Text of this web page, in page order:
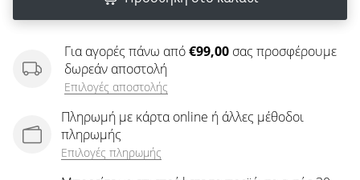
Για αγορές πάνω από€99,00 σας προσφέρουμε
δωρεάν αποστολή
Επιλογές αποστολής
Πληρωμή με κάρτα online ή άλλες μέθοδοι
πληρωμής
Επιλογές πληρωμής